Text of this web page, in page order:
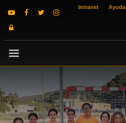
Intranet Ayuda